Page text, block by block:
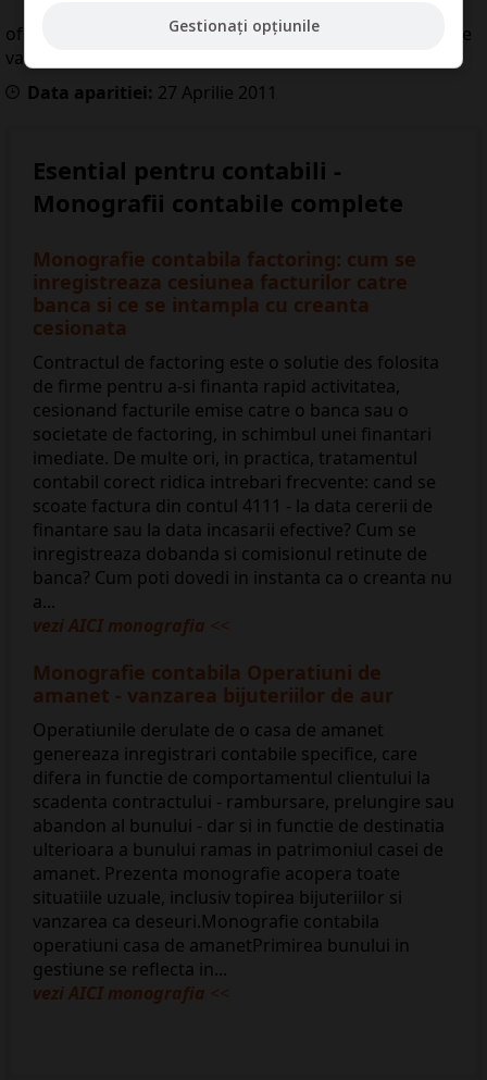
oferim solutii utile pentru orice dilema legislativa cu care
va confruntati.
Data aparitiei: 27 Aprilie 2011
Esential pentru contabili -
Monografii contabile complete
Monografie contabila factoring: cum se
inregistreaza cesiunea facturilor catre
banca si ce se intampla cu creanta
cesionata
Contractul de factoring este o solutie des folosita
de firme pentru a-si finanta rapid activitatea,
cesionand facturile emise catre o banca sau o
societate de factoring, in schimbul unei finantari
imediate. De multe ori, in practica, tratamentul
contabil corect ridica intrebari frecvente: cand se
scoate factura din contul 4111 - la data cererii de
finantare sau la data incasarii efective? Cum se
inregistreaza dobanda si comisionul retinute de
banca? Cum poti dovedi in instanta ca o creanta nu
a...
vezi AICI monografia <<
Monografie contabila Operatiuni de
amanet - vanzarea bijuteriilor de aur
Operatiunile derulate de o casa de amanet
genereaza inregistrari contabile specifice, care
difera in functie de comportamentul clientului la
scadenta contractului - rambursare, prelungire sau
abandon al bunului - dar si in functie de destinatia
ulterioara a bunului ramas in patrimoniul casei de
amanet. Prezenta monografie acopera toate
situatiile uzuale, inclusiv topirea bijuteriilor si
vanzarea ca deseuri.Monografie contabila
operatiuni casa de amanetPrimirea bunului in
gestiune se reflecta in...
vezi AICI monografia <<
Gestionați opțiunile